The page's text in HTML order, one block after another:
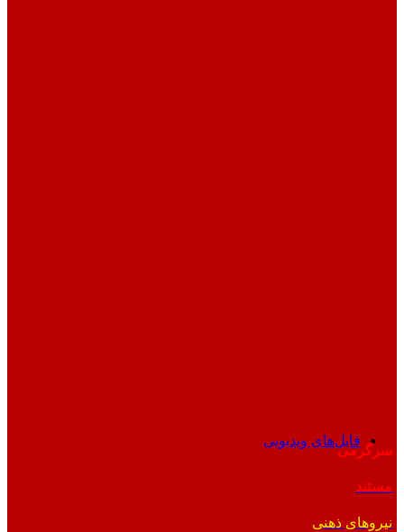
فایل‌های ویدیویی
سرگرمی
مستند
نیروهای ذهنی